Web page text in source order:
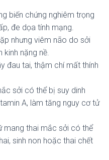
biến chứng nghiêm trọng
đe dọa tính mạng.
nhưng viêm não do sởi
kinh nặng nề.
đau tai, thậm chí mất thính
sởi có thể bị suy dinh
A, làm tăng nguy cơ tử
mang thai mắc sởi có thể
sinh non hoặc thai chết